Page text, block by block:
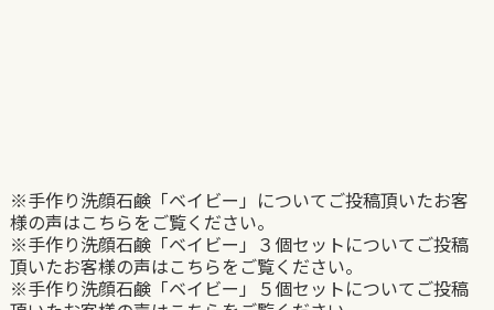
※手作り洗顔石鹸「ベイビー」についてご投稿頂いたお客
様の声はこちらをご覧ください。
※手作り洗顔石鹸「ベイビー」３個セットについてご投稿
頂いたお客様の声はこちらをご覧ください。
※手作り洗顔石鹸「ベイビー」５個セットについてご投稿